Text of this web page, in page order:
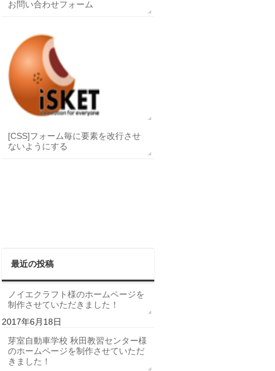
お問い合わせフォーム
[CSS]フォーム毎に要素を改行させ
ないようにする
最近の投稿
ノイエクラフト様のホームページを
制作させていただきました！
2017年6月18日
芽室自動車学校 秋田教習センター様
のホームページを制作させていただ
きました！